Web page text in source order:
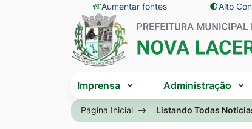
Seção
de
atalhos
e
links
de
acessibilidade
para
o
conteúdo
[alt+1]
Ir
para
Aumentar fontes Alto
Seção
do
menu
menu
Imprensa Administração
Página Inicial Listando Todas